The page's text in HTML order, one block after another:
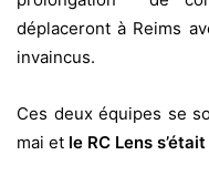
déplaceront à Reims
invaincus.
Ces deux équipes se
mai et le RC Lens